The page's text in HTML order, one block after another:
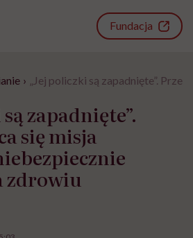
Fundacja
› „Jej policzki są zapadnięte”.
zapadnięte”.
się misja
zdrowiu